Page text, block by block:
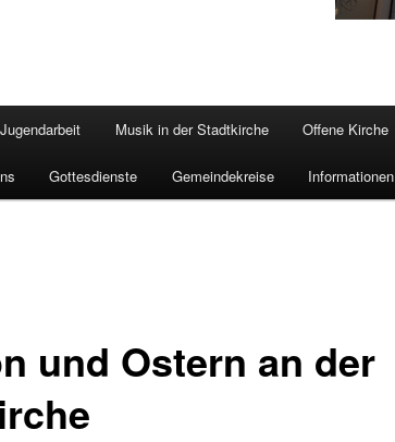
Musik in der Stadtkirche Offene Kirche
Gottesdienste Gemeindekreise Informationen
und Ostern an der